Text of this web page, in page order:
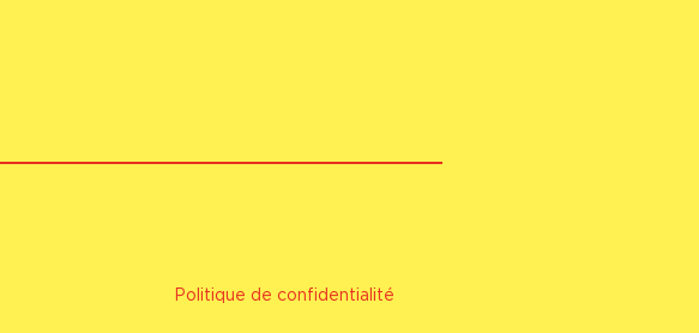
Politique de confidentialité